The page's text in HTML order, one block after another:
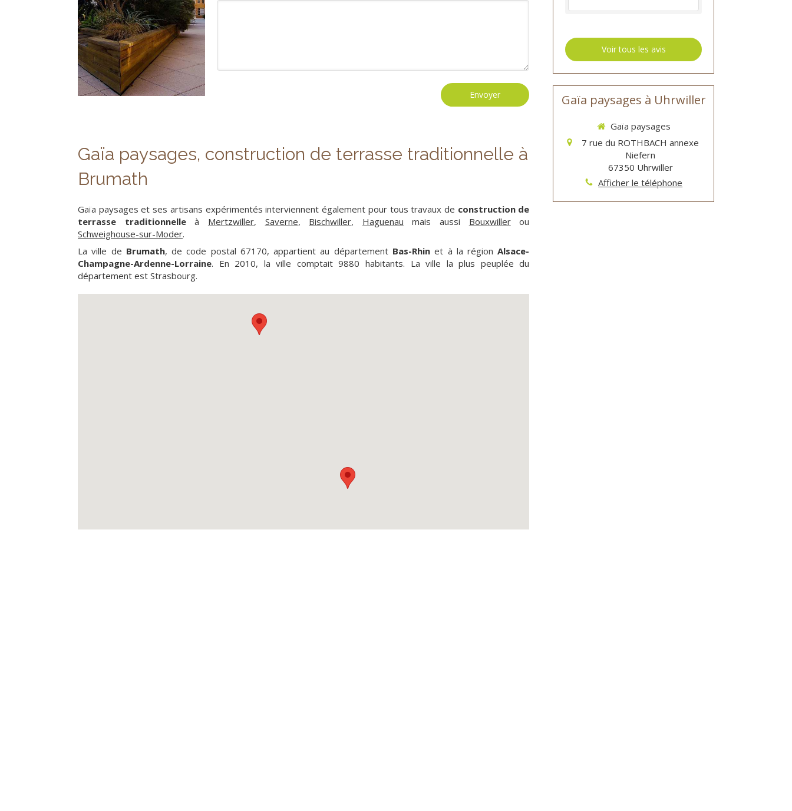
Envoyer
Gaïa paysages, construction de terrasse traditionnelle à
Brumath
Gaïa paysages et ses artisans expérimentés interviennent également pour tous travaux de construction de
terrasse traditionnelleà Mertzwiller, Saverne, Bischwiller, Haguenau mais aussi Bouxwillerou
Schweighouse-sur-Moder.
La ville de Brumath, de code postal 67170, appartient au département Bas-Rhin et à la régionAlsace-
Champagne-Ardenne-Lorraine. En 2010, la ville comptait 9880 habitants. La ville la plus peuplée du
département est Strasbourg.
Voir tous les avis
Gaïa paysages à Uhrwiller
Gaïa paysages
7 rue du ROTHBACH annexe
Niefern
67350 Uhrwiller
Afficher le téléphone